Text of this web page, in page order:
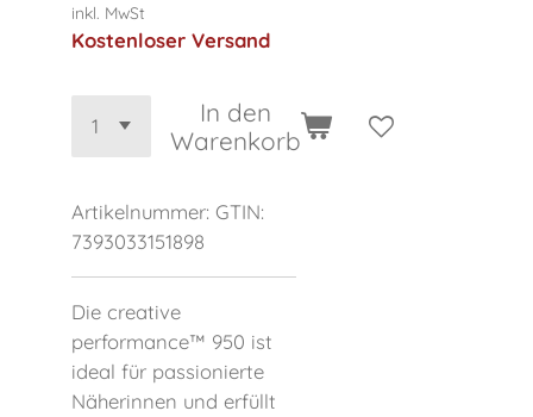
inkl. MwSt
Kostenloser Versand
In den
Warenkorb
Artikelnummer: GTIN:
7393033151898
Die creative
performance™ 950 ist
ideal für passionierte
Näherinnen und erfüllt